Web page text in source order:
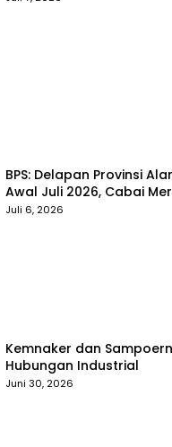
BPS: Delapan Provinsi
Awal Juli 2026, Cabai
Pemicu
Juli 6, 2026
Kemnaker dan
Hubungan Industrial
Juni 30, 2026